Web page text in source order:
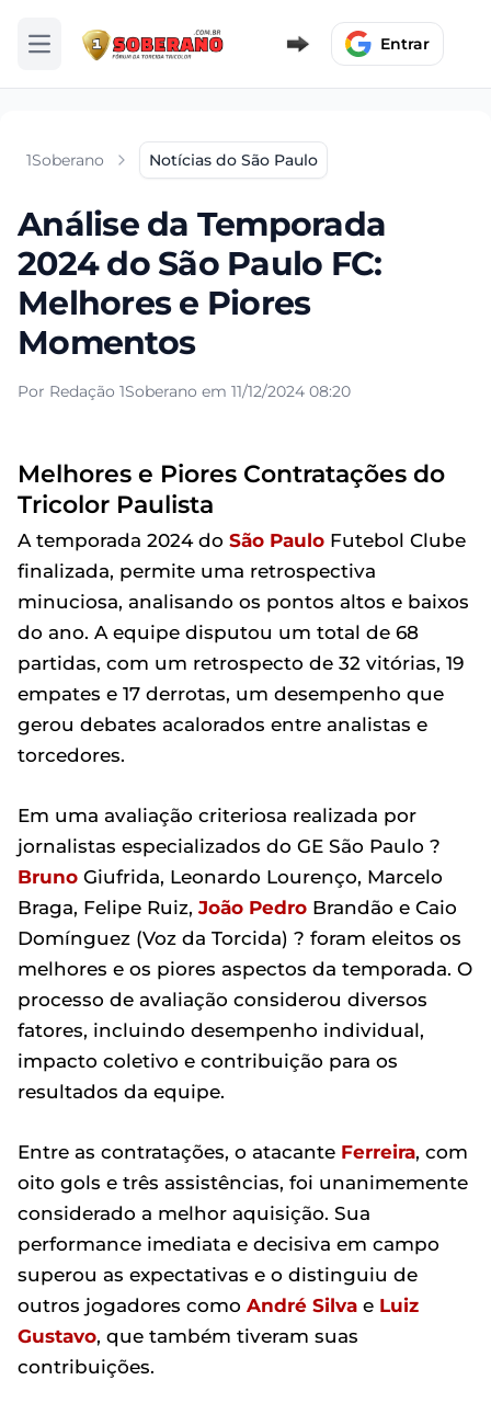
Abrir menu Entrar
1Soberano Notícias do São Paulo
Análise da Temporada
2024 do São Paulo FC:
Melhores e Piores
Momentos
Por Redação 1Soberano em 11/12/2024 08:20
Melhores e Piores Contratações do
Tricolor Paulista
A temporada 2024 do São Paulo Futebol Clube
finalizada, permite uma retrospectiva
minuciosa, analisando os pontos altos e baixos
do ano. A equipe disputou um total de 68
partidas, com um retrospecto de 32 vitórias, 19
empates e 17 derrotas, um desempenho que
gerou debates acalorados entre analistas e
torcedores.
Em uma avaliação criteriosa realizada por
jornalistas especializados do GE São Paulo ?
Bruno Giufrida, Leonardo Lourenço, Marcelo
Braga, Felipe Ruiz, João Pedro Brandão e Caio
Domínguez (Voz da Torcida) ? foram eleitos os
melhores e os piores aspectos da temporada. O
processo de avaliação considerou diversos
fatores, incluindo desempenho individual,
impacto coletivo e contribuição para os
resultados da equipe.
Entre as contratações, o atacante Ferreira, com
oito gols e três assistências, foi unanimemente
considerado a melhor aquisição. Sua
performance imediata e decisiva em campo
superou as expectativas e o distinguiu de
outros jogadores como André Silva e Luiz
Gustavo, que também tiveram suas
contribuições.